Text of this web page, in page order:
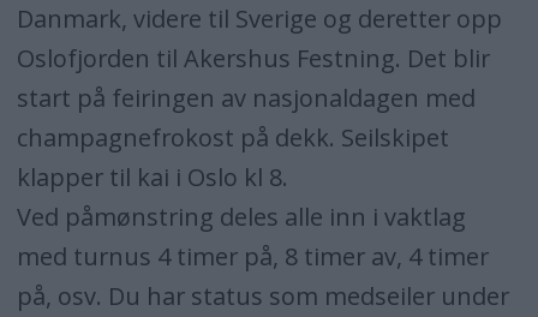
Danmark, videre til Sverige og deretter opp
Oslofjorden til Akershus Festning. Det blir
start på feiringen av nasjonaldagen med
champagnefrokost på dekk. Seilskipet
klapper til kai i Oslo kl 8.
Ved påmønstring deles alle inn i vaktlag
med turnus 4 timer på, 8 timer av, 4 timer
på, osv. Du har status som medseiler under